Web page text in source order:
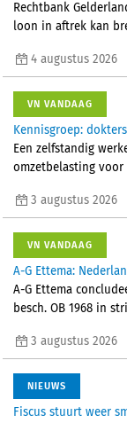
Rechtbank
loon in aftrek kan
4 augustus 2026
VN VANDAAG
Kennisgroep:
Een zelfstandig
omzetbelasting
3 augustus 2026
VN VANDAAG
A-G Ettema:
A-G Ettema
besch. OB 1968 in
3 augustus 2026
NIEUWS
Fiscus stuurt weer